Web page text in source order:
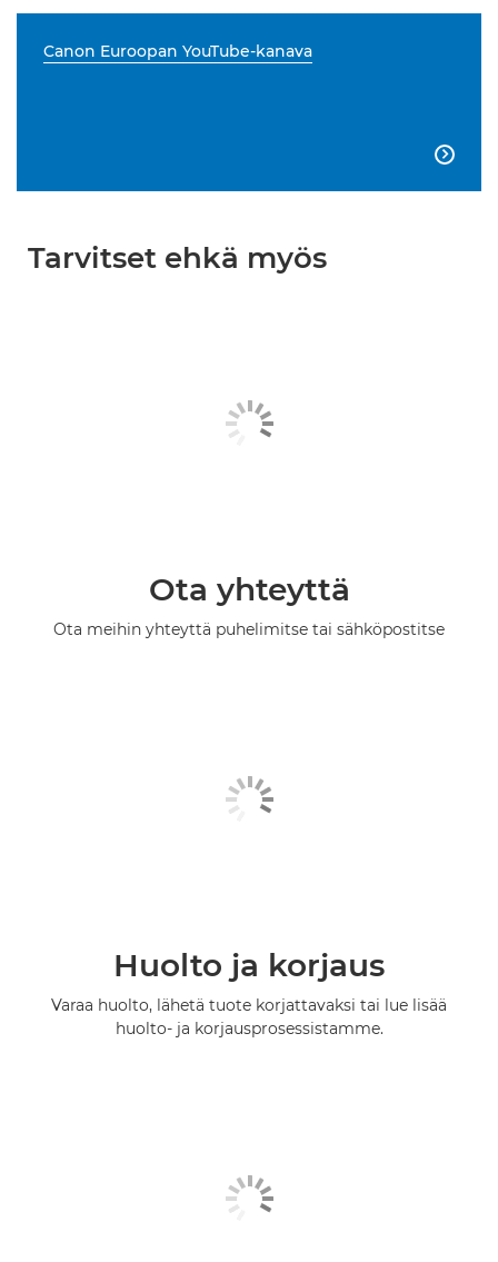
Canon Euroopan YouTube-kanava

Tarvitset ehkä myös
Ota yhteyttä
Ota meihin yhteyttä puhelimitse tai sähköpostitse
Huolto ja korjaus
Varaa huolto, lähetä tuote korjattavaksi tai lue lisää
huolto- ja korjausprosessistamme.